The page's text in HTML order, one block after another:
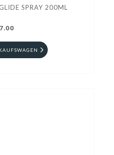
SPRAY 200ML